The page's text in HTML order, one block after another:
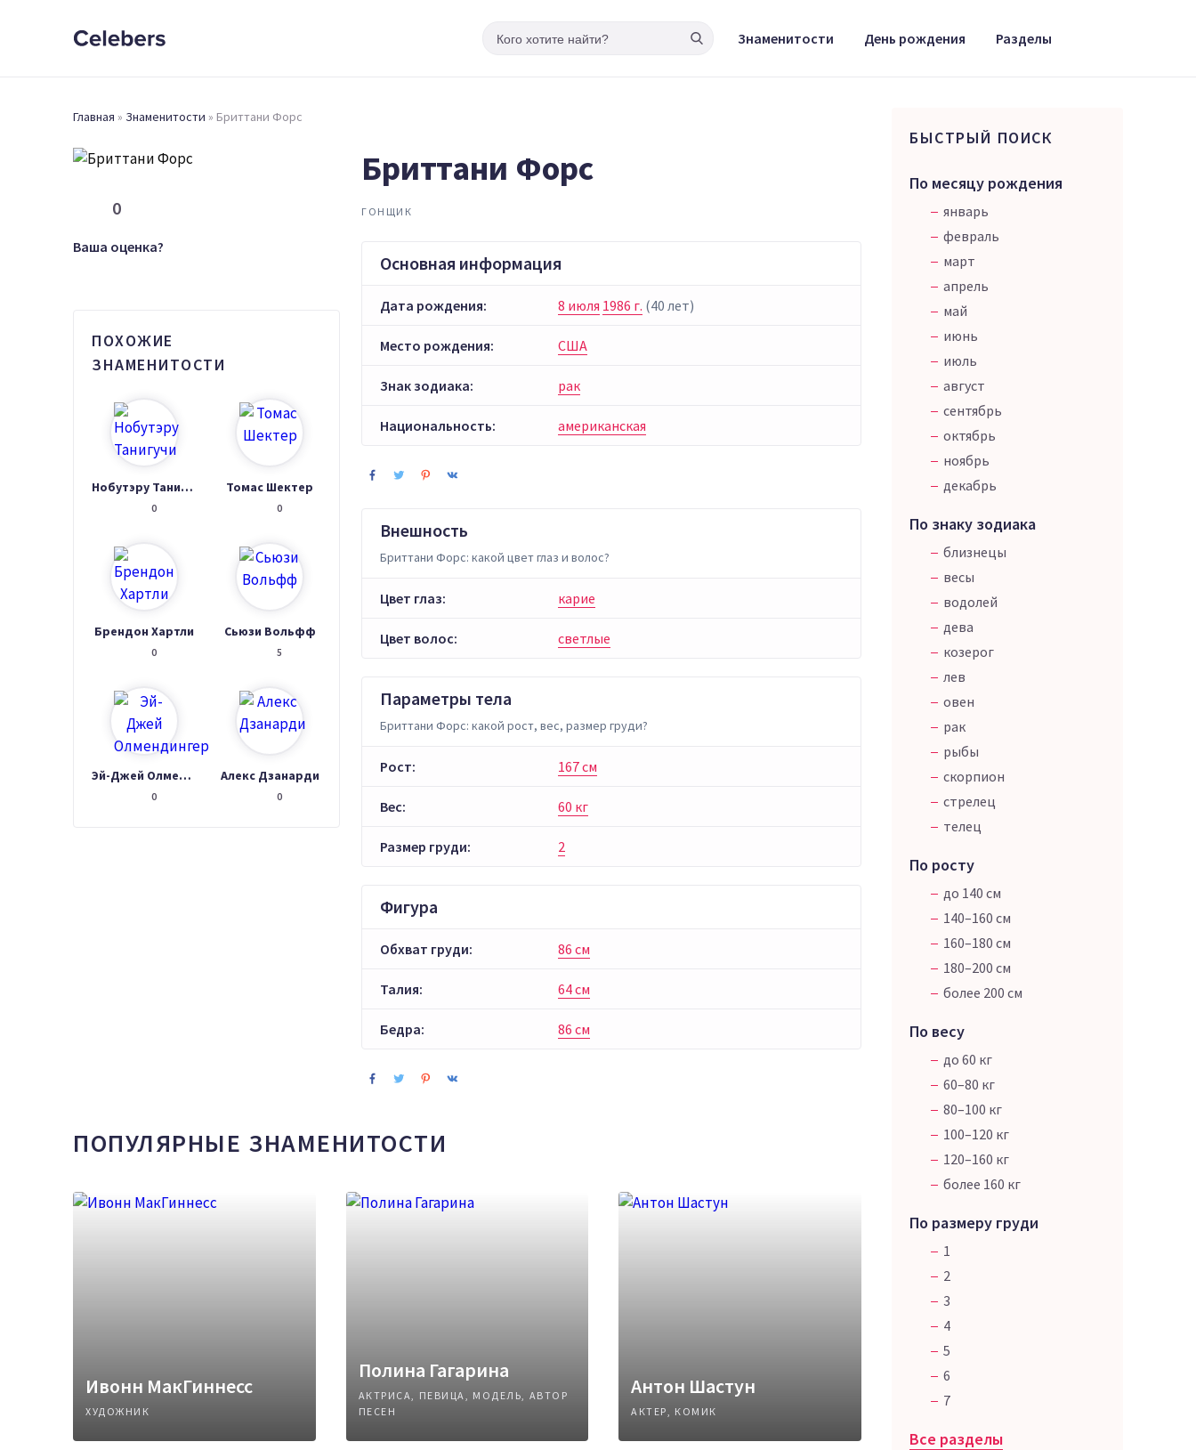
Знаменитости День рождения Разделы
Главная » Знаменитости » Бриттани Форс
0
Ваша оценка?
ПОХОЖИЕ
ЗНАМЕНИТОСТИ
Нобутэру Танигучи
0
Томас Шектер
0
Брендон Хартли
0
Сьюзи Вольфф
5
Эй-Джей Олмендингер
0
Алекс Дзанарди
0
Бриттани Форс
ГОНЩИК
Основная информация
Дата рождения: 8 июля 1986 г. (40 лет)
Место рождения: США
Знак зодиака: рак
Национальность: американская
Внешность
Бриттани Форс: какой цвет глаз и волос?
Цвет глаз: карие
Цвет волос: светлые
Параметры тела
Бриттани Форс: какой рост, вес, размер груди?
Рост: 167 см
Вес: 60 кг
Размер груди: 2
Фигура
Обхват груди: 86 см
Талия: 64 см
Бедра: 86 см
ПОПУЛЯРНЫЕ ЗНАМЕНИТОСТИ
Ивонн МакГиннесс
ХУДОЖНИК
Полина Гагарина
АКТРИСА, ПЕВИЦА, МОДЕЛЬ, АВТОР
ПЕСЕН
Антон Шастун
АКТЕР, КОМИК
БЫСТРЫЙ ПОИСК
По месяцу рождения
январь
февраль
март
апрель
май
июнь
июль
август
сентябрь
октябрь
ноябрь
декабрь
По знаку зодиака
близнецы
весы
водолей
дева
козерог
лев
овен
рак
рыбы
скорпион
стрелец
телец
По росту
до 140 см
140–160 см
160–180 см
180–200 см
более 200 см
По весу
до 60 кг
60–80 кг
80–100 кг
100–120 кг
120–160 кг
более 160 кг
По размеру груди
1
2
3
4
5
6
7
Все разделы